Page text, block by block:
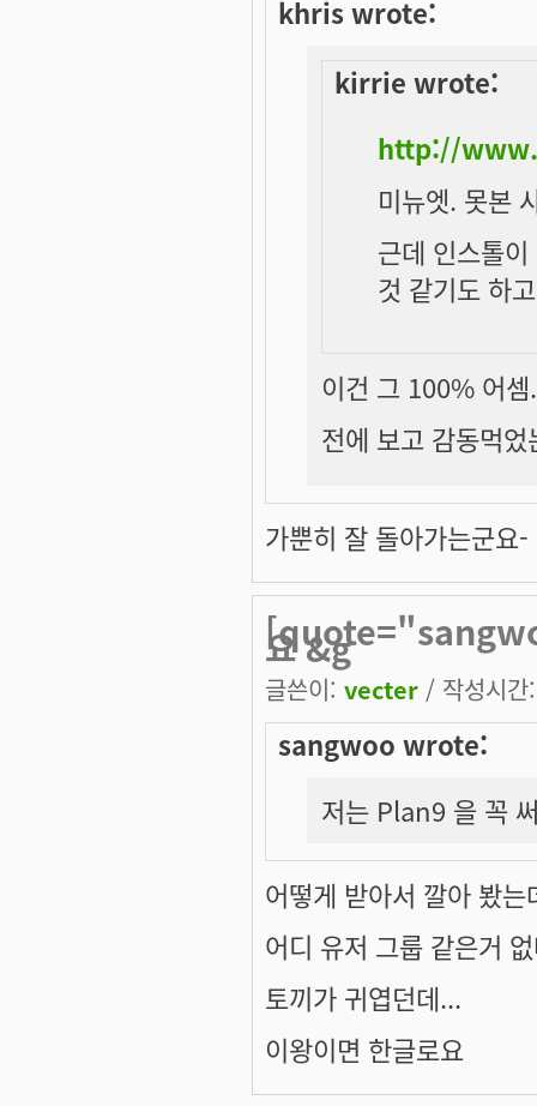
khris wrote:
kirrie wrote:
http://
미뉴엣. 못본
근데 인스톨
것 같기도 하
이건 그 100% 어
전에 보고 감동먹
가뿐히 잘 돌아가는군
요 &g
글쓴이: vecter / 작성시
sangwoo wrote:
저는 Plan9 을 꼭
어떻게 받아서 깔아 봤
어디 유저 그룹 같은거
토끼가 귀엽던데...
이왕이면 한글로요